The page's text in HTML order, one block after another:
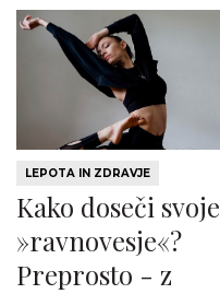
LEPOTA IN ZDRAVJE
Kako doseči svoje
»ravnovesje«?
Preprosto - z